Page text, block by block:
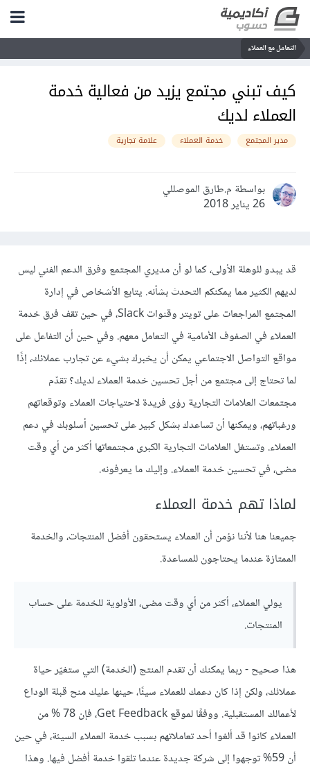
التعامل مع العملاء
كيف تبني مجتمع يزيد من فعالية خدمة
العملاء لديك
مدير المجتمع خدمة العملاء علامة تجارية
بواسطة م.طارق الموصللي
26 يناير 2018
قد يبدو للوهلة الأولى، كما لو أن مديري المجتمع وفرق الدعم الفني ليس
لديهم الكثير مما يمكنكم التحدث بشأنه. يتابع الأشخاص في إدارة
المجتمع المراجعات على تويتر وقنوات Slack، في حين تقف فرق خدمة
العملاء في الصفوف الأمامية في التعامل معهم. وفي حين أن التفاعل على
مواقع التواصل الاجتماعي يمكن أن يخبرك بشيء عن تجارب عملائك، إذًا
لما تحتاج إلى مجتمع من أجل تحسين خدمة العملاء لديك؟ تقدّم
مجتمعات العلامات التجارية رؤى فريدة لاحتياجات العملاء وتوقعاتهم
ورغباتهم، ويمكنها أن تساعدك بشكل كبير على تحسين أسلوبك في دعم
العملاء. وتستغل العلامات التجارية الكبرى مجتمعاتها أكثر من أي وقت
مضى، في تحسين خدمة العملاء. وإليك ما يعرفونه.
لماذا تهم خدمة العملاء
جميعنا هنا لأننا نؤمن أن العملاء يستحقون أفضل المنتجات، والخدمة
الممتازة عندما يحتاجون للمساعدة.
يولي العملاء، أكثر من أي وقت مضى، الأولوية للخدمة على حساب
المنتجات.
هذا صحيح - ربما يمكنك أن تقدم المنتج (الخدمة) التي ستغيّر حياة
عملائك، ولكن إذا كان دعمك للعملاء سيئًا، حينها عليك منح قبلة الوداع
لأعمالك المستقبلية. ووفقًا لموقع Get Feedback، فإن 78 % من
العملاء كانوا قد ألغوا أحد تعاملاتهم بسبب خدمة العملاء السيئة، في حين
أن 59% توجهوا إلى شركة جديدة عندما تلقوا خدمة أفضل فيها. وهذا